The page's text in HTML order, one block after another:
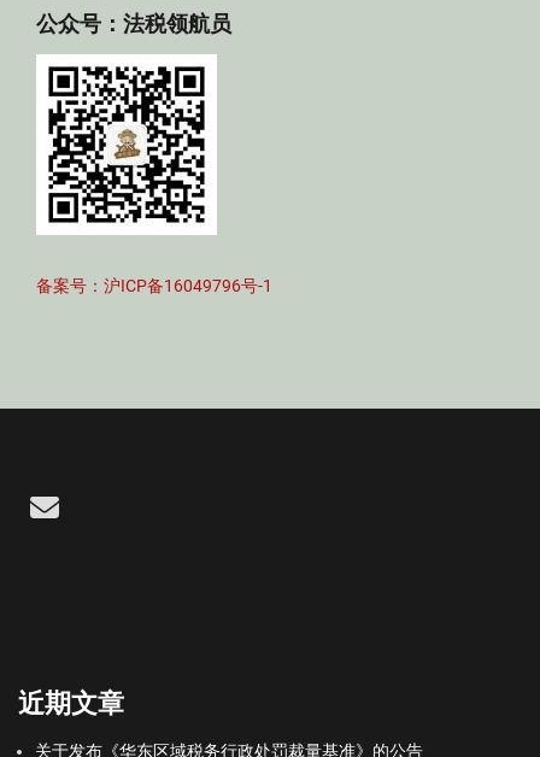
公众号：法税领航员
备案号：沪ICP备16049796号-1
Email
近期文章
关于发布《华东区域税务行政处罚裁量基准》的公告